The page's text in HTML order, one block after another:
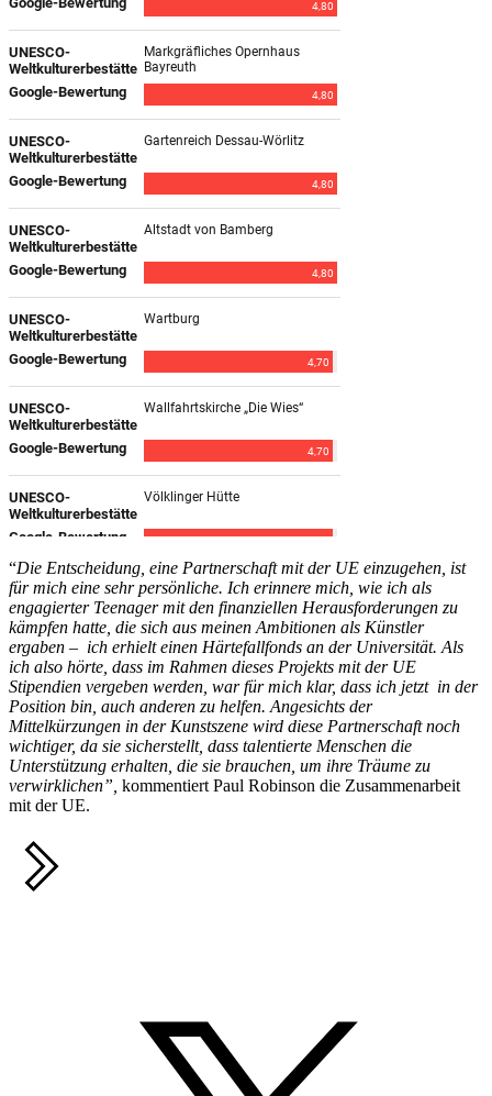
“Die Entscheidung, eine Partnerschaft mit der UE einzugehen, ist
für mich eine sehr persönliche. Ich erinnere mich, wie ich als
engagierter Teenager mit den finanziellen Herausforderungen zu
kämpfen hatte, die sich aus meinen Ambitionen als Künstler
ergaben – ich erhielt einen Härtefallfonds an der Universität. Als
ich also hörte, dass im Rahmen dieses Projekts mit der UE
Stipendien vergeben werden, war für mich klar, dass ich jetzt in der
Position bin, auch anderen zu helfen. Angesichts der
Mittelkürzungen in der Kunstszene wird diese Partnerschaft noch
wichtiger, da sie sicherstellt, dass talentierte Menschen die
Unterstützung erhalten, die sie brauchen, um ihre Träume zu
verwirklichen”, kommentiert Paul Robinson die Zusammenarbeit
mit der UE.